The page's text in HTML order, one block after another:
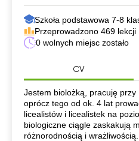
Szkoła podstawowa 7-8
Przeprowadzono 469 lekcji
0 wolnych miejsc zostało
CV
CV
Jestem biolożką, pracuję przy
oprócz tego od ok. 4 lat
licealistów i licealistek na
biologiczne ciągle zaskakują
różnorodnością i wrażliwością.